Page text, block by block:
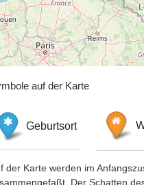
auf der Karte
Geburtsort
der Karte werden im
Der Schatten